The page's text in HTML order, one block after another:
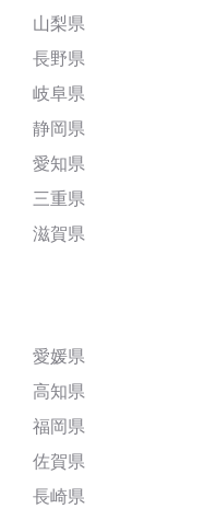
山梨県
長野県
岐阜県
静岡県
愛知県
三重県
滋賀県
愛媛県
高知県
福岡県
佐賀県
長崎県